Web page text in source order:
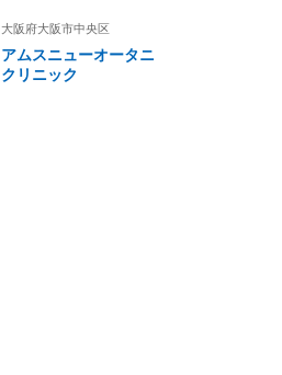
大阪府大阪市中央区
アムスニューオータニ
クリニック